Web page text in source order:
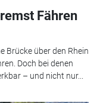
Fähren
Brücke über den Rhein
Doch bei denen
– und nicht nur...